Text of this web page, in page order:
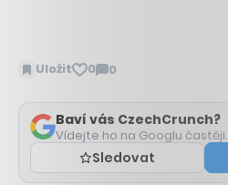
Uložit 0 0
Zobrazit
Baví vás CzechCrunch?
Vídejte ho na Googlu častěji.
Sledovat